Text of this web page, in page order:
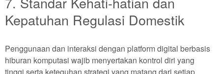
Kepatuhan Regulasi Domestik
Penggunaan dan interaksi dengan platform digital berbasis
hiburan komputasi wajib menyertakan kontrol diri yang